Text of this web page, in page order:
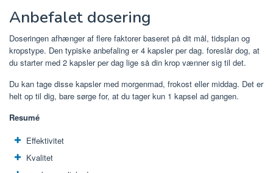
Anbefalet dosering
Doseringen afhænger af flere faktorer baseret på dit mål, tidsplan og
kropstype. Den typiske anbefaling er 4 kapsler per dag. foreslår dog, at
du starter med 2 kapsler per dag lige så din krop vænner sig til det.
Du kan tage disse kapsler med morgenmad, frokost eller middag. Det er
helt op til dig, bare sørge for, at du tager kun 1 kapsel ad gangen.
Resumé
Effektivitet
Kvalitet